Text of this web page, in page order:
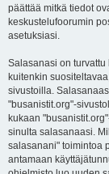
päättää mitkä tiedot
keskustelufoorumin
asetuksiasi.
Salasanasi on
kuitenkin
sivustoilla.
"busanistit.org"-
kukaan
sinulta salasanaasi.
salasanani" toimintoa
antamaan